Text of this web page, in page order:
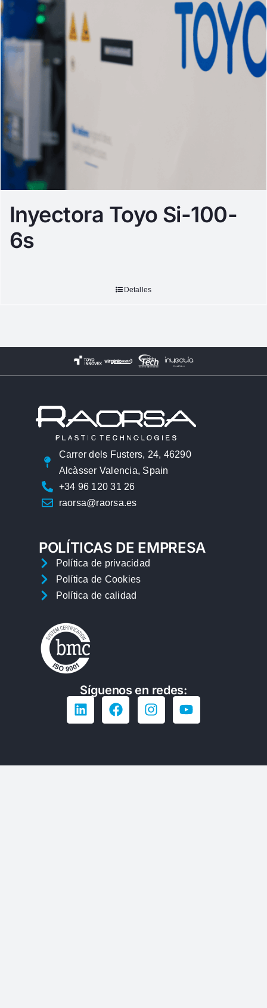
Inyectora Toyo Si-100-
6s
Detalles
Carrer dels Fusters, 24, 46290
Alcàsser Valencia, Spain
+34 96 120 31 26
raorsa@raorsa.es
POLÍTICAS DE EMPRESA
Política de privacidad
Política de Cookies
Política de calidad
Síguenos en redes: